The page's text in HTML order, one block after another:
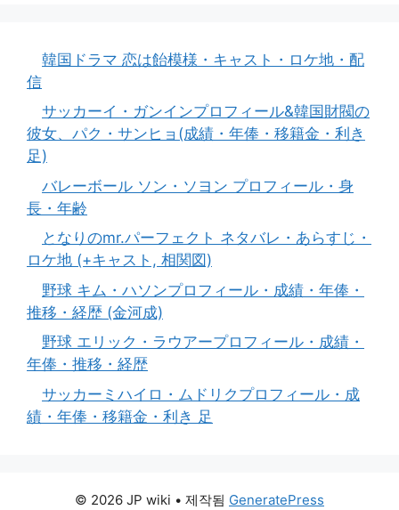
韓国ドラマ 恋は飴模様・キャスト・ロケ地・配
信
サッカーイ・ガンインプロフィール&韓国財閥の
彼女、パク・サンヒョ(成績・年俸・移籍金・利き
足)
バレーボール ソン・ソヨン プロフィール・身
長・年齢
となりのmr.パーフェクト ネタバレ・あらすじ・
ロケ地 (+キャスト, 相関図)
野球 キム・ハソンプロフィール・成績・年俸・
推移・経歴 (金河成)
野球 エリック・ラウアープロフィール・成績・
年俸・推移・経歴
サッカーミハイロ・ムドリクプロフィール・成
績・年俸・移籍金・利き 足
© 2026 JP wiki • 제작됨 GeneratePress